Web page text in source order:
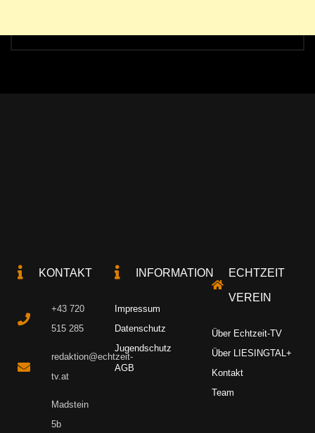
KONTAKT
+43 720
515 285
redaktion@echtzeit-
tv.at
Madstein
5b
INFORMATION
Impressum
Datenschutz
Jugendschutz
AGB
ECHTZEIT
VEREIN
Über Echtzeit-TV
Über LIESINGTAL+
Kontakt
Team